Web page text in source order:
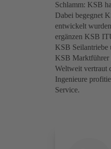
Schlamm: KSB
Dabei begegnet
entwickelt
ergänzen KSB
KSB
KSB Marktführer
Weltweit vertraut
Ingenieure
Service.